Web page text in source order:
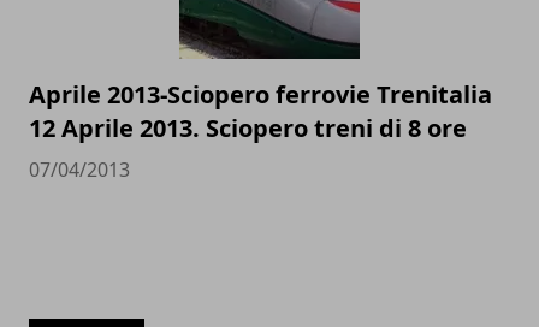
Aprile 2013-Sciopero ferrovie Trenitalia
12 Aprile 2013. Sciopero treni di 8 ore
07/04/2013